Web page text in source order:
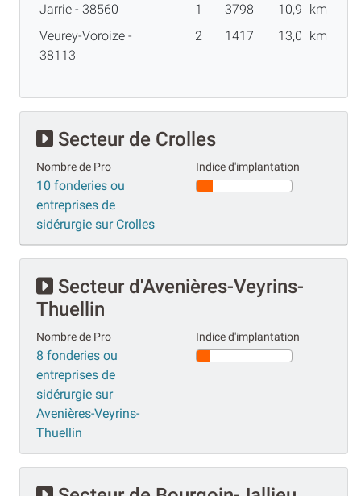
Jarrie - 38560
1 3798 10,9 km
Veurey-Voroize -
38113
2 1417 13,0 km
Secteur de Crolles
Nombre de Pro
10 fonderies ou
entreprises de
sidérurgie sur Crolles
Indice d'implantation
Secteur d'Avenières-Veyrins-
Thuellin
Nombre de Pro
8 fonderies ou
entreprises de
sidérurgie sur
Avenières-Veyrins-
Thuellin
Indice d'implantation